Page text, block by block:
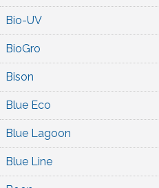
Bio-UV
BioGro
Bison
Blue Eco
Blue Lagoon
Blue Line